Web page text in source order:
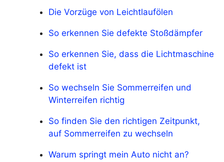
Die Vorzüge von Leichtlaufölen
So erkennen Sie defekte Stoßdämpfer
So erkennen Sie, dass die Lichtmaschine
defekt ist
So wechseln Sie Sommerreifen und
Winterreifen richtig
So finden Sie den richtigen Zeitpunkt,
auf Sommerreifen zu wechseln
Warum springt mein Auto nicht an?